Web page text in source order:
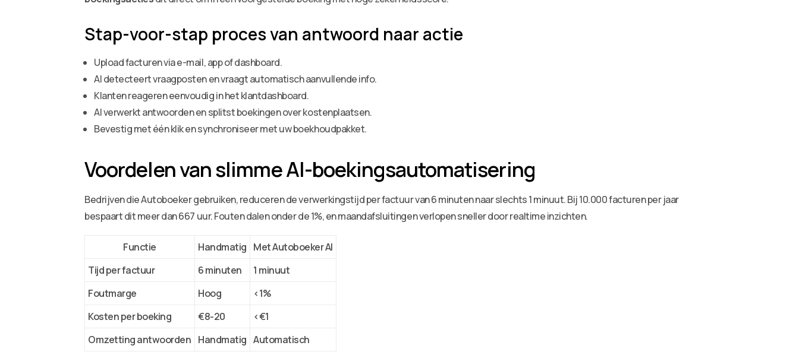
Stap-voor-stap proces van antwoord naar actie
Upload facturen via e-mail, app of dashboard.
AI detecteert vraagposten en vraagt automatisch aanvullende info.
Klanten reageren eenvoudig in het klantdashboard.
AI verwerkt antwoorden en splitst boekingen over kostenplaatsen.
Bevestig met één klik en synchroniseer met uw boekhoudpakket.
Voordelen van slimme AI-boekingsautomatisering
Bedrijven die Autoboeker gebruiken, reduceren de verwerkingstijd per factuur van 6 minuten naar slechts 1 minuut. Bij 10.000 facturen per jaar
bespaart dit meer dan 667 uur. Fouten dalen onder de 1%, en maandafsluitingen verlopen sneller door realtime inzichten.
Functie Handmatig Met Autoboeker AI
Tijd per factuur
6 minuten
1 minuut
Foutmarge
Hoog
<1%
Kosten per boeking
€8-20
<€1
Omzetting antwoorden Handmatig Automatisch